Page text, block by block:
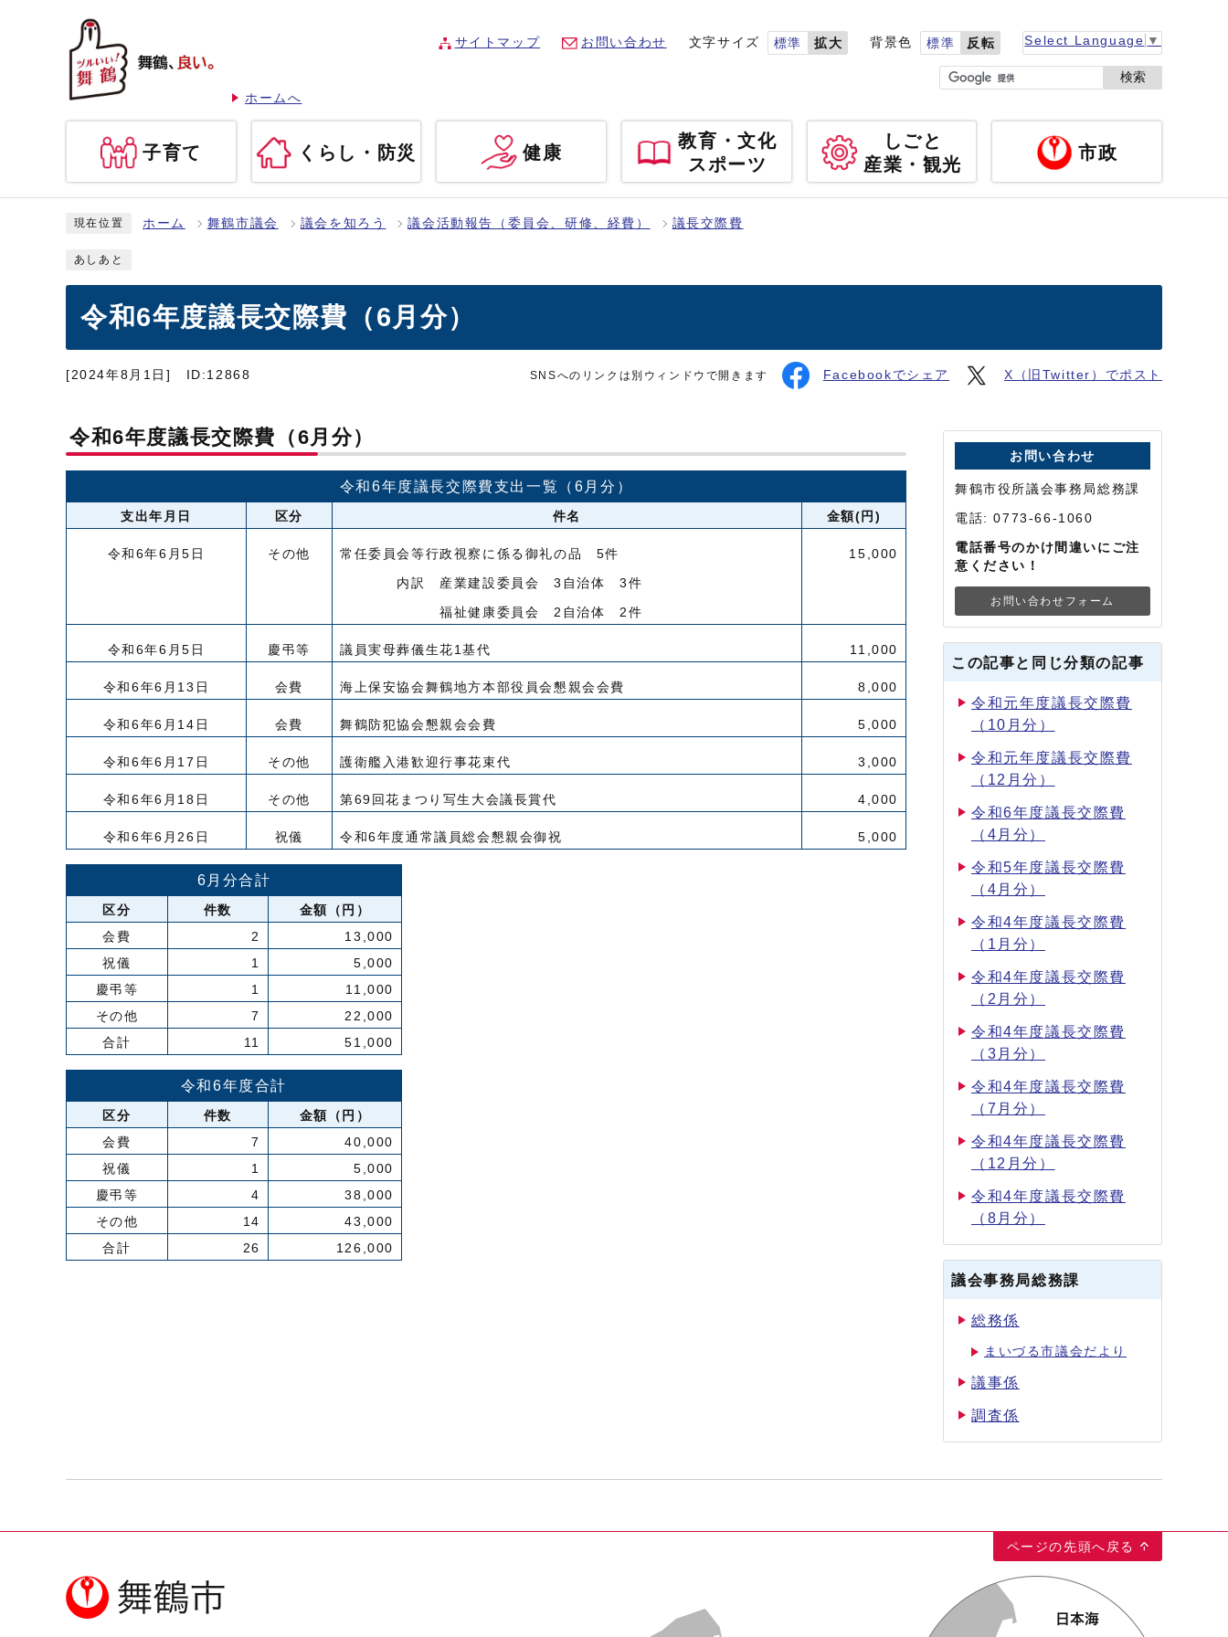
ホームへ
サイトマップ お問い合わせ 文字サイズ 標準 拡大 背景色 標準 反転 Select Language ▼
検索
子育て くらし・防災 健康
教育・文化
スポーツ
しごと
産業・観光
市政
現在位置 ホーム 舞鶴市議会 議会を知ろう 議会活動報告（委員会、研修、経費） 議長交際費
あしあと
令和6年度議長交際費（6月分）
[2024年8月1日] ID:12868 SNSへのリンクは別ウィンドウで開きます Facebookでシェア X（旧Twitter）でポスト
令和6年度議長交際費（6月分）
令和6年度議長交際費支出一覧（6月分）
支出年月日 区分 件名 金額(円)
令和6年6月5日 その他 常任委員会等行政視察に係る御礼の品 5件
内訳 産業建設委員会 3自治体 3件
福祉健康委員会 2自治体 2件
15,000
令和6年6月5日 慶弔等 議員実母葬儀生花1基代 11,000
令和6年6月13日 会費 海上保安協会舞鶴地方本部役員会懇親会会費 8,000
令和6年6月14日 会費 舞鶴防犯協会懇親会会費 5,000
令和6年6月17日 その他 護衛艦入港歓迎行事花束代 3,000
令和6年6月18日 その他 第69回花まつり写生大会議長賞代 4,000
令和6年6月26日 祝儀 令和6年度通常議員総会懇親会御祝 5,000
6月分合計
区分 件数
金額（円）
会費
2
13,000
祝儀
1
5,000
慶弔等
1
11,000
その他
7
22,000
合計
11 51,000
令和6年度合計
区分 件数
金額（円）
会費
7
40,000
祝儀
1
5,000
慶弔等
4
38,000
その他
14
43,000
合計
26 126,000
お問い合わせ
舞鶴市役所議会事務局総務課
電話: 0773-66-1060
電話番号のかけ間違いにご注
意ください！
お問い合わせフォーム
この記事と同じ分類の記事
令和元年度議長交際費
（10月分）
令和元年度議長交際費
（12月分）
令和6年度議長交際費
（4月分）
令和5年度議長交際費
（4月分）
令和4年度議長交際費
（1月分）
令和4年度議長交際費
（2月分）
令和4年度議長交際費
（3月分）
令和4年度議長交際費
（7月分）
令和4年度議長交際費
（12月分）
令和4年度議長交際費
（8月分）
議会事務局総務課
総務係
まいづる市議会だより
議事係
調査係
ページの先頭へ戻る